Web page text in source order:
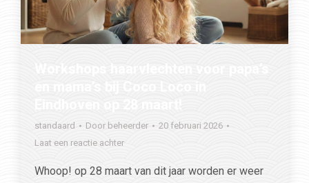
standaard Door beheerder
20 februari 2026
Laat een reactie achter
Whoop! op 28 maart van dit jaar worden er weer